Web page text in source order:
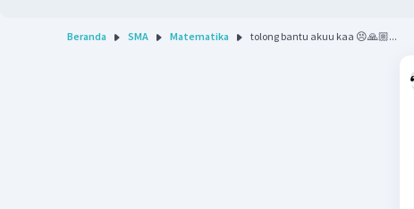
Beranda SMA Matematika tolong bantu akuu kaa 😣🙏🏼...